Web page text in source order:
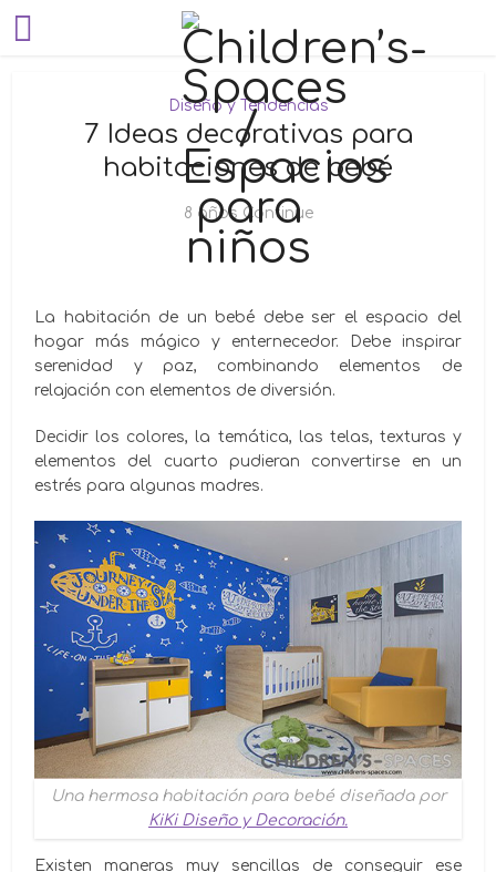
Diseño y Tendencias
7 Ideas decorativas para
habitaciones de bebé
8 años Continue
La habitación de un bebé debe ser el espacio del
hogar más mágico y enternecedor. Debe inspirar
serenidad y paz, combinando elementos de
relajación con elementos de diversión.
Decidir los colores, la temática, las telas, texturas y
elementos del cuarto pudieran convertirse en un
estrés para algunas madres.
Una hermosa habitación para bebé diseñada por
KiKi Diseño y Decoración.
Existen maneras muy sencillas de conseguir ese